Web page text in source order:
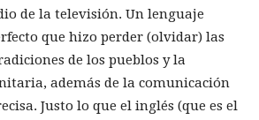
de la televisión. Un lenguaje
que hizo perder (olvidar) las
de los pueblos y la
además de la comunicación
Justo lo que el inglés (que es el